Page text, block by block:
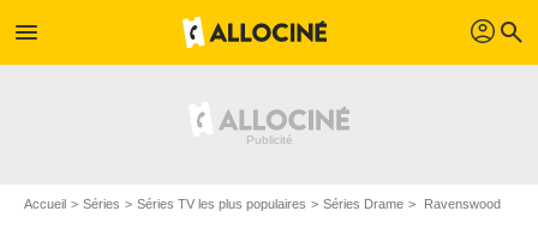
menu profil search
Accueil Séries Séries TV les plus populaires Séries Drame Ravenswood